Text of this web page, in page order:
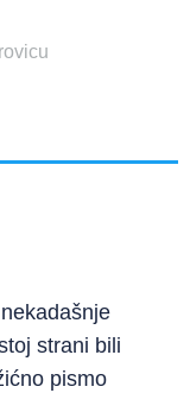
strani bili
pismo